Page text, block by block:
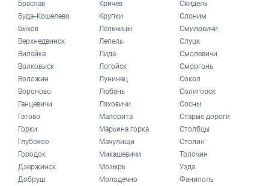
Браслав
Буда-Кошелево
Быхов
Верхнедвинск
Вилейка
Волковыск
Воложин
Вороново
Ганцевичи
Гатово
Горки
Глубокое
Городок
Дзержинск
Добруш
Кричев
Крупки
Лельчицы
Лепель
Лида
Логойск
Лунинец
Любань
Ляховичи
Малорита
Марьина горка
Мачулищи
Микашевичи
Мозырь
Молодечно
Скидель
Слоним
Смиловичи
Слуцк
Смолевичи
Сморгонь
Сокол
Солигорск
Сосны
Старые дороги
Столбцы
Столин
Толочин
Узда
Фаниполь